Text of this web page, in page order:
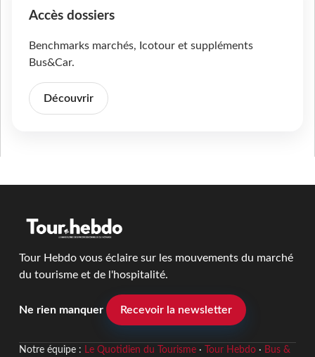
Accès dossiers
Benchmarks marchés, Icotour et suppléments
Bus&Car.
Découvrir
Tour Hebdo vous éclaire sur les mouvements du marché
du tourisme et de l'hospitalité.
Ne rien manquer Recevoir la newsletter
Notre équipe : Le Quotidien du Tourisme· Tour Hebdo· Bus &